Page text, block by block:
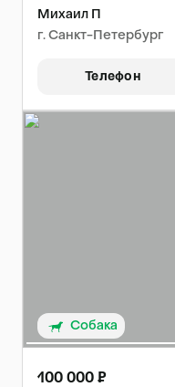
Михаил П
г. Санкт-Петербург
Телефон
Собака
100 000 ₽